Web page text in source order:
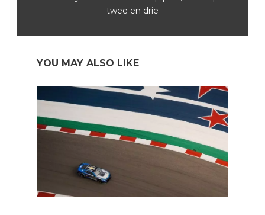
twee en drie
YOU MAY ALSO LIKE